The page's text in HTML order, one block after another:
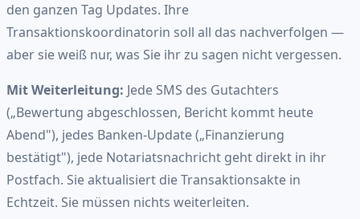
den ganzen Tag Updates. Ihre
Transaktionskoordinatorin soll all das nachverfolgen —
aber sie weiß nur, was Sie ihr zu sagen nicht vergessen.
Mit Weiterleitung: Jede SMS des Gutachters
(„Bewertung abgeschlossen, Bericht kommt heute
Abend"), jedes Banken-Update („Finanzierung
bestätigt"), jede Notariatsnachricht geht direkt in ihr
Postfach. Sie aktualisiert die Transaktionsakte in
Echtzeit. Sie müssen nichts weiterleiten.